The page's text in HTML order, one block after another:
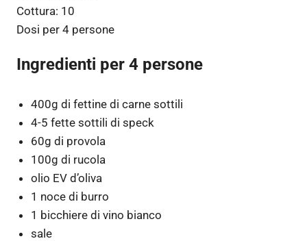
Cottura: 10
Dosi per 4 persone
Ingredienti per 4 persone
400g di fettine di carne sottili
4-5 fette sottili di speck
60g di provola
100g di rucola
olio EV d’oliva
1 noce di burro
1 bicchiere di vino bianco
sale